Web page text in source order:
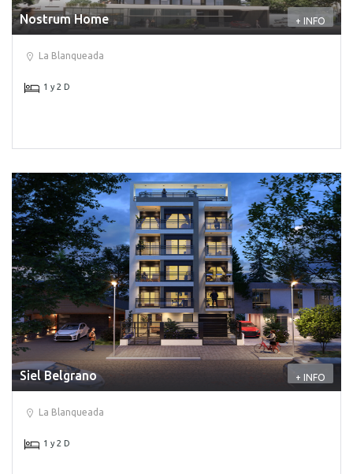
Nostrum Home + INFO
La Blanqueada
1 y 2 D
Siel Belgrano + INFO
La Blanqueada
1 y 2 D